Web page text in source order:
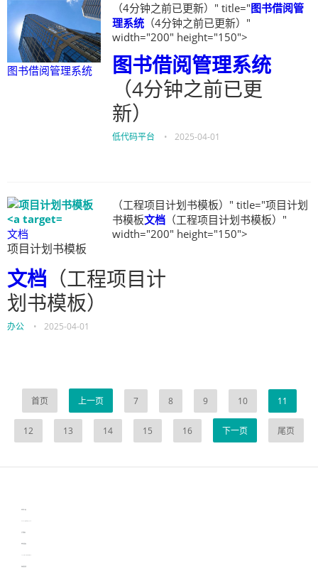
图书借阅管理系统
（4分钟之前已更新）" title="图书借阅管
理系统 （4分钟之前已更新）"
width="200" height="150">
图书借阅管理系统
（4分钟之前已更
新）
低代码平台 • 2025-04-01
文档
（工程项目计划书模板）" title="项目计划
书模板文档 （工程项目计划书模板）"
width="200" height="150">
项目计划书模板
文档 （工程项目计
划书模板）
办公 • 2025-04-01
首页 上一页 7 8 9 10 11
12 13 14 15 16 下一页 尾页